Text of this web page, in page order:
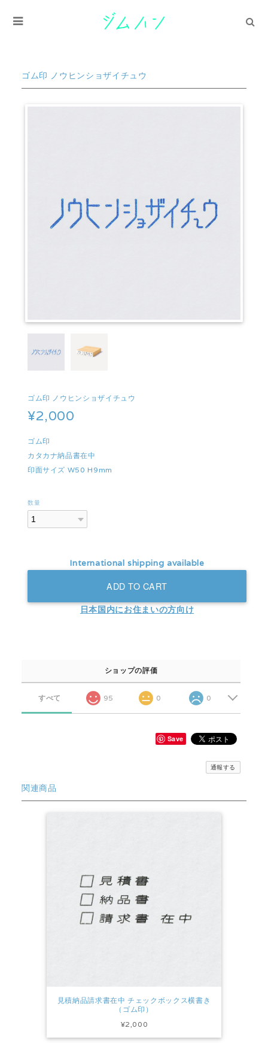
ゴム印 ノウヒンショザイチュウ
ゴム印 ノウヒンショザイチュウ
¥2,000
ゴム印
カタカナ納品書在中
印面サイズ W50 H9mm
数量
International shipping available
ADD TO CART
日本国内にお住まいの方向け
ショップの評価
すべて 95 0 0
Save
通報する
関連商品
見積納品請求書在中 チェックボックス横書き
（ゴム印）
¥2,000